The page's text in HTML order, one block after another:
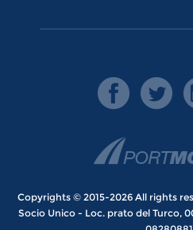
Copyrights © 2015-2026 All rights
Socio Unico - Loc. prato del Turco,